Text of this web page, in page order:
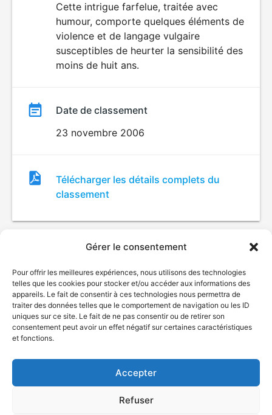
Gérer le consentement
Pour offrir les meilleures expériences, nous utilisons des technologies
telles que les cookies pour stocker et/ou accéder aux informations des
appareils. Le fait de consentir à ces technologies nous permettra de
traiter des données telles que le comportement de navigation ou les ID
uniques sur ce site. Le fait de ne pas consentir ou de retirer son
consentement peut avoir un effet négatif sur certaines caractéristiques
et fonctions.
Accepter
Refuser
DÉCONSEILLÉ
AUX JEUNES
ENFANTS
Cette intrigue farfelue, traitée avec
humour, comporte quelques éléments de
violence et de langage vulgaire
susceptibles de heurter la sensibilité des
moins de huit ans.
Date de classement
23 novembre 2006
Fichier
de
classement
Télécharger les détails complets du
classement
© Gouvernement du Québec, 2026
Plan du site
Accessibilité
Accès à l'information
Déclaration de services